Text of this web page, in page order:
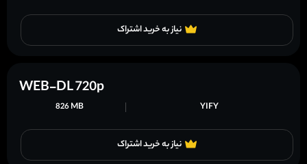
نیاز به خرید اشتراک
نیاز به خرید اشتراک
YIFY
826 MB
WEB-DL 720p